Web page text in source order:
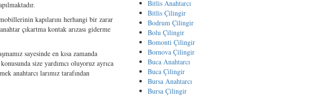
kapılarını herhangi bir zarar
çıkartma kontak arızası giderme
sayesinde en kısa zamanda
size yardımcı oluyoruz ayrıca
anahtarcı larımız tarafından
Bitlis Anahtarcı
Bitlis Çilingir
Bodrum Çilingir
Bolu Çilingir
Bomonti Çilingir
Bornova Çilingir
Buca Anahtarcı
Buca Çilingir
Bursa Anahtarcı
Bursa Çilingir